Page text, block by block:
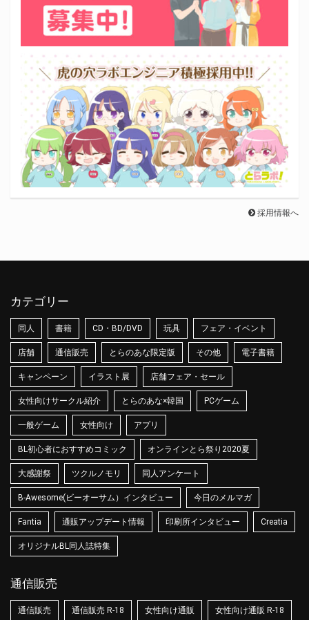
採用情報へ
カテゴリー
同人 書籍 CD・BD/DVD 玩具 フェア・イベント
店舗 通信販売 とらのあな限定版 その他 電子書籍
キャンペーン イラスト展 店舗フェア・セール
女性向けサークル紹介 とらのあな×韓国 PCゲーム
一般ゲーム 女性向け アプリ
BL初心者におすすめコミック オンラインとら祭り2020夏
大感謝祭 ツクルノモリ 同人アンケート
B-Awesome(ビーオーサム）インタビュー 今日のメルマガ
Fantia 通販アップデート情報 印刷所インタビュー Creatia
オリジナルBL同人誌特集
通信販売
通信販売 通信販売 R-18 女性向け通販 女性向け通販 R-18